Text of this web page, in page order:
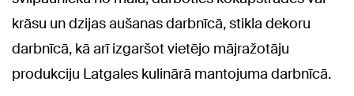
krāsu un dzijas aušanas darbnīcā, stikla dekoru
darbnīcā, kā arī izgaršot vietējo mājražotāju
produkciju Latgales kulinārā mantojuma darbnīcā.